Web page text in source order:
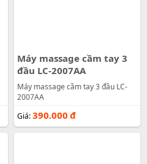
Máy massage cầm tay 3
đầu LC-2007AA
Máy massage cầm tay 3 đầu LC-
2007AA
Giá:390.000 đ